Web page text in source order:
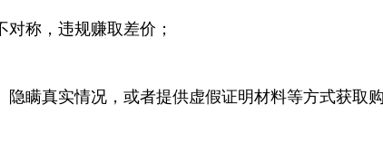
对称，违规赚取差价；
隐瞒真实情况，或者提供虚假证明材料等方式获取购